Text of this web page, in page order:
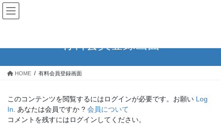
コ
ン
ス
ナ
ビ
ン
有料会員登録画面
HOME 有料会員登録画面
このコンテンツを閲覧するにはログインが必要です。お願い Log
In . あなたは会員ですか ? 会員について
コメントを残すにはログインしてください。